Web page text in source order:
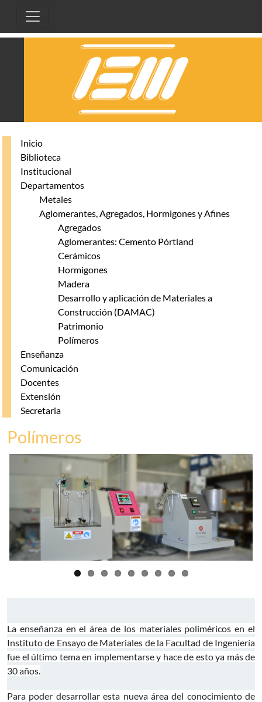
Inicio
Biblioteca
Institucional
Departamentos
Metales
Aglomerantes, Agregados, Hormigones y Afines
Agregados
Aglomerantes: Cemento Pórtland
Cerámicos
Hormigones
Madera
Desarrollo y aplicación de Materiales a
Construcción (DAMAC)
Patrimonio
Polímeros
Enseñanza
Comunicación
Docentes
Extensión
Secretaria
Polímeros
La enseñanza en el área de los materiales poliméricos en el
Instituto de Ensayo de Materiales de la Facultad de Ingeniería
fue el último tema en implementarse y hace de esto ya más de
30 años.
Para poder desarrollar esta nueva área del conocimiento de